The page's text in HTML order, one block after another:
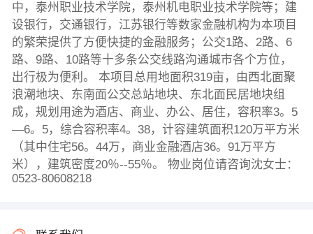
中，泰州职业技术学院，泰州机电职业技术学院等；建
设银行，交通银行，江苏银行等数家金融机构为本项目
的繁荣提供了方便快捷的金融服务；公交1路、2路、6
路、9路、10路等十多条公交线路沟通城市各个方位，
出行极为便利。 本项目总用地面积319亩，由西北面聚
浪潮地块、东南面公交总站地块、东北面民居地块组
成，规划用途为酒店、商业、办公、居住，容积率3。5
—6。5，综合容积率4。38，计容建筑面积120万平方米
（其中住宅56。44万，商业金融酒店36。91万平方
米），建筑密度20％--55％。 物业岗位请咨询沈女士：
0523-80608218